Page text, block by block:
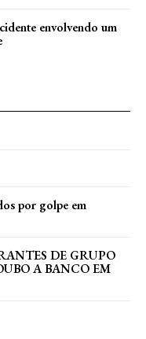
envolvendo um
por golpe em
DE GRUPO
A BANCO EM